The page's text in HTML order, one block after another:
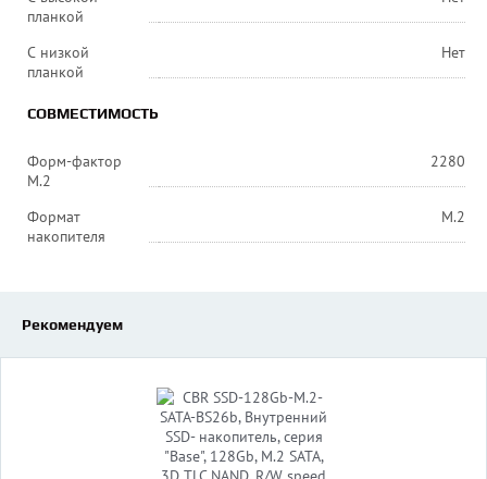
планкой
С низкой
планкой
Нет
СОВМЕСТИМОСТЬ
Форм-фактор
M.2
2280
Формат
накопителя
M.2
Рекомендуем